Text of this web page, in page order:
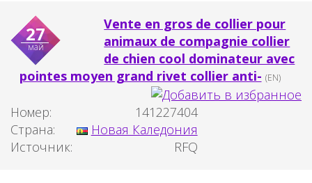
27
май
Vente en gros de collier pour
animaux de compagnie collier
de chien cool dominateur avec
pointes moyen grand rivet collier anti- (EN)
Номер:
141227404
Страна:
Новая Каледония
Источник:
RFQ